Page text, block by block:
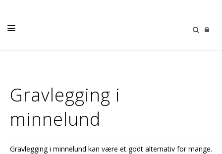
FESTEAVGIFT
KONTAKT
Gravlegging i
minnelund
Gravlegging i minnelund kan være et godt alternativ for mange.